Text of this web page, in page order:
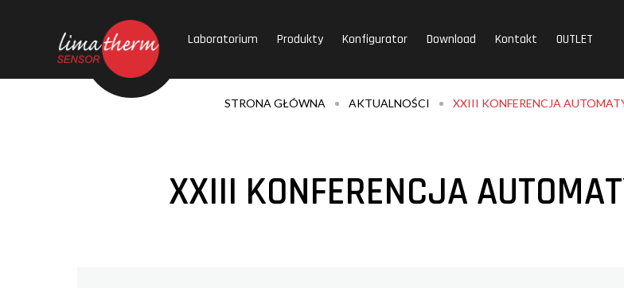
Laboratorium Produkty Konfigurator Download Kontakt OUTLET
STRONA GŁÓWNA AKTUALNOŚCI XXIII KONFERENCJA
XXIII KONFERENCJA